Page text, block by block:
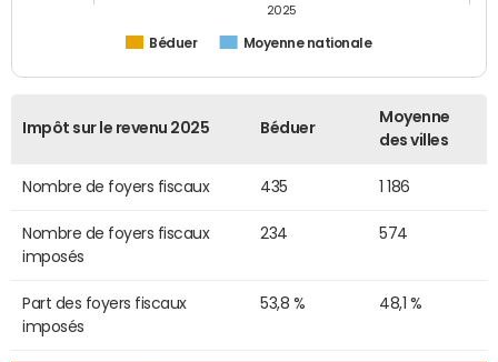
Béduer Moyenne nationale
2025
Impôt sur le revenu 2025 Béduer
Moyenne
des villes
Nombre de foyers fiscaux 435 1 186
Nombre de foyers fiscaux
imposés
234 574
Part des foyers fiscaux
imposés
53,8 % 48,1 %